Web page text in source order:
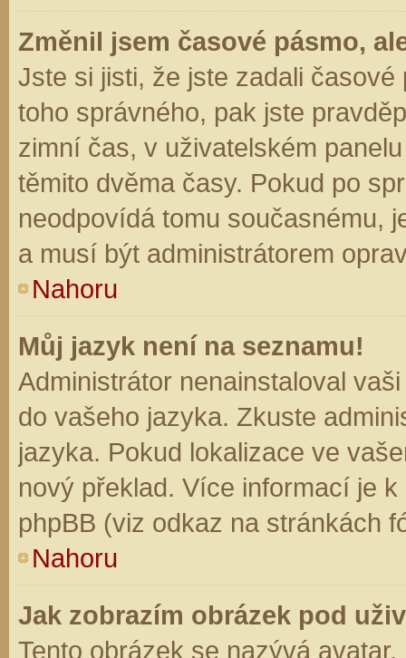
Změnil jsem časové pásmo,
Jste si jisti, že jste zadali
toho správného, pak jste
zimní čas, v uživatelském
těmito dvěma časy. Pokud po
neodpovídá tomu současnému,
a musí být administrátorem
Nahoru
Můj jazyk není na seznamu!
Administrátor nenainstaloval
do vašeho jazyka. Zkuste
jazyka. Pokud lokalizace ve
nový překlad. Více informací je
phpBB (viz odkaz na stránkách
Nahoru
Jak zobrazím obrázek pod
Tento obrázek se nazývá